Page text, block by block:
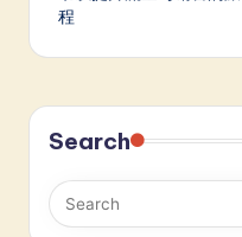
程
Search